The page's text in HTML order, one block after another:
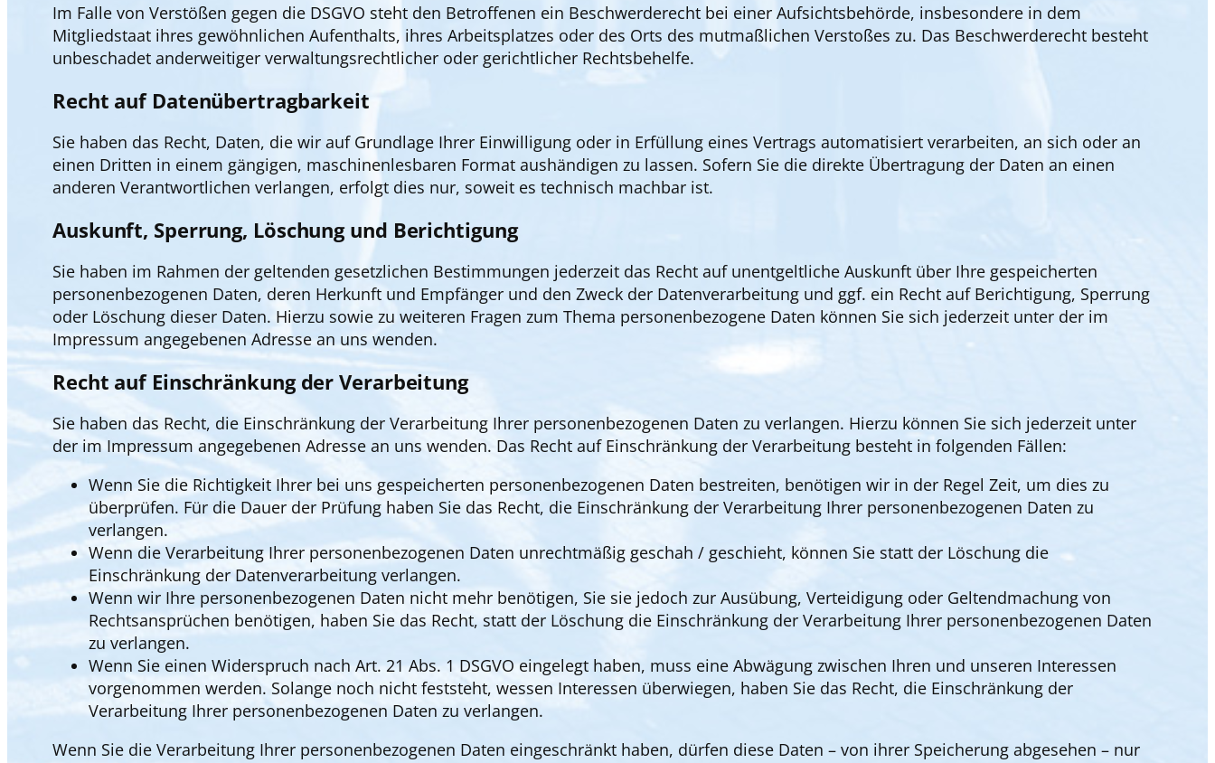
Im Falle von Verstößen gegen die DSGVO steht den Betroffenen ein Beschwerderecht bei einer Aufsichtsbehörde, insbesondere in dem
Mitgliedstaat ihres gewöhnlichen Aufenthalts, ihres Arbeitsplatzes oder des Orts des mutmaßlichen Verstoßes zu. Das Beschwerderecht besteht
unbeschadet anderweitiger verwaltungsrechtlicher oder gerichtlicher Rechtsbehelfe.
Recht auf Datenübertragbarkeit
Sie haben das Recht, Daten, die wir auf Grundlage Ihrer Einwilligung oder in Erfüllung eines Vertrags automatisiert verarbeiten, an sich oder an
einen Dritten in einem gängigen, maschinenlesbaren Format aushändigen zu lassen. Sofern Sie die direkte Übertragung der Daten an einen
anderen Verantwortlichen verlangen, erfolgt dies nur, soweit es technisch machbar ist.
Auskunft, Sperrung, Löschung und Berichtigung
Sie haben im Rahmen der geltenden gesetzlichen Bestimmungen jederzeit das Recht auf unentgeltliche Auskunft über Ihre gespeicherten
personenbezogenen Daten, deren Herkunft und Empfänger und den Zweck der Datenverarbeitung und ggf. ein Recht auf Berichtigung, Sperrung
oder Löschung dieser Daten. Hierzu sowie zu weiteren Fragen zum Thema personenbezogene Daten können Sie sich jederzeit unter der im
Impressum angegebenen Adresse an uns wenden.
Recht auf Einschränkung der Verarbeitung
Sie haben das Recht, die Einschränkung der Verarbeitung Ihrer personenbezogenen Daten zu verlangen. Hierzu können Sie sich jederzeit unter
der im Impressum angegebenen Adresse an uns wenden. Das Recht auf Einschränkung der Verarbeitung besteht in folgenden Fällen:
Wenn Sie die Richtigkeit Ihrer bei uns gespeicherten personenbezogenen Daten bestreiten, benötigen wir in der Regel Zeit, um dies zu
überprüfen. Für die Dauer der Prüfung haben Sie das Recht, die Einschränkung der Verarbeitung Ihrer personenbezogenen Daten zu
verlangen.
Wenn die Verarbeitung Ihrer personenbezogenen Daten unrechtmäßig geschah / geschieht, können Sie statt der Löschung die
Einschränkung der Datenverarbeitung verlangen.
Wenn wir Ihre personenbezogenen Daten nicht mehr benötigen, Sie sie jedoch zur Ausübung, Verteidigung oder Geltendmachung von
Rechtsansprüchen benötigen, haben Sie das Recht, statt der Löschung die Einschränkung der Verarbeitung Ihrer personenbezogenen Daten
zu verlangen.
Wenn Sie einen Widerspruch nach Art. 21 Abs. 1 DSGVO eingelegt haben, muss eine Abwägung zwischen Ihren und unseren Interessen
vorgenommen werden. Solange noch nicht feststeht, wessen Interessen überwiegen, haben Sie das Recht, die Einschränkung der
Verarbeitung Ihrer personenbezogenen Daten zu verlangen.
Wenn Sie die Verarbeitung Ihrer personenbezogenen Daten eingeschränkt haben, dürfen diese Daten – von ihrer Speicherung abgesehen – nur